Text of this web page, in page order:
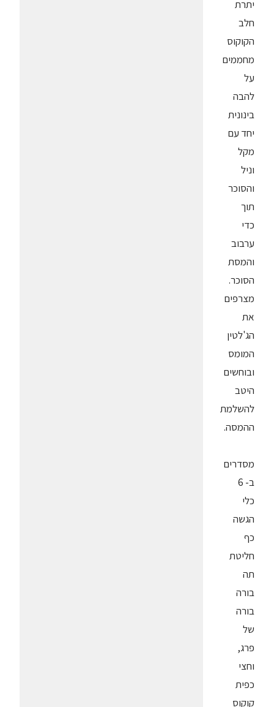
יתרת
חלב
הקוקוס
מחממים
על
להבה
בינונית
יחד עם
מקל
וניל
והסוכר
תוך
כדי
ערבוב
והמסת
הסוכר.
מצרפים
את
הג'לטין
המומס
ובוחשים
היטב
להשלמת
ההמסה.
מסדרים
ב- 6
כלי
הגשה
כף
חליטת
תה
בורה
בורה
של
פרג,
וחצי
כפית
קוקוס